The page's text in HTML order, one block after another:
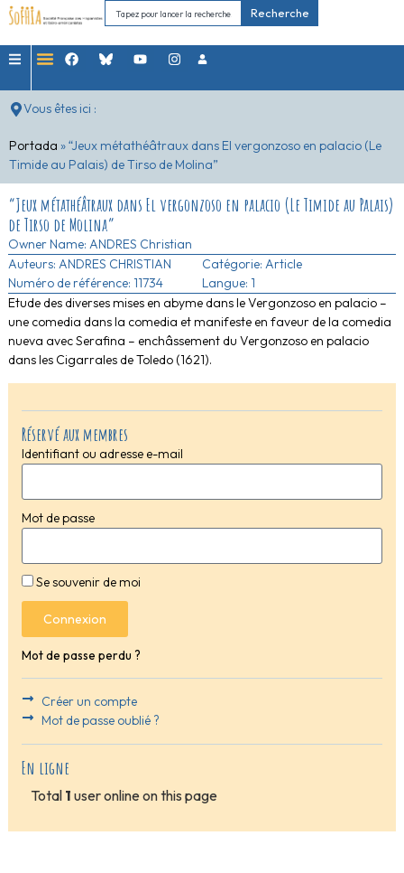
Recherche
Vous êtes ici :
Portada »“Jeux métathéâtraux dans El vergonzoso en palacio (Le
Timide au Palais) de Tirso de Molina”
Réservé aux membres
Identifiant ou adresse e-mail
Mot de passe
Se souvenir de moi
Connexion
Mot de passe perdu ?
Créer un compte
Mot de passe oublié ?
En ligne
Total 1 user online on this page
“Jeux métathéâtraux dans El vergonzoso en palacio (Le Timide au Palais)
de Tirso de Molina”
Owner Name: ANDRES Christian
Auteurs: ANDRES CHRISTIAN
Numéro de référence: 11734
Catégorie: Article
Langue: 1
Etude des diverses mises en abyme dans le Vergonzoso en palacio –
une comedia dans la comedia et manifeste en faveur de la comedia
nueva avec Serafina – enchâssement du Vergonzoso en palacio
dans les Cigarrales de Toledo (1621).